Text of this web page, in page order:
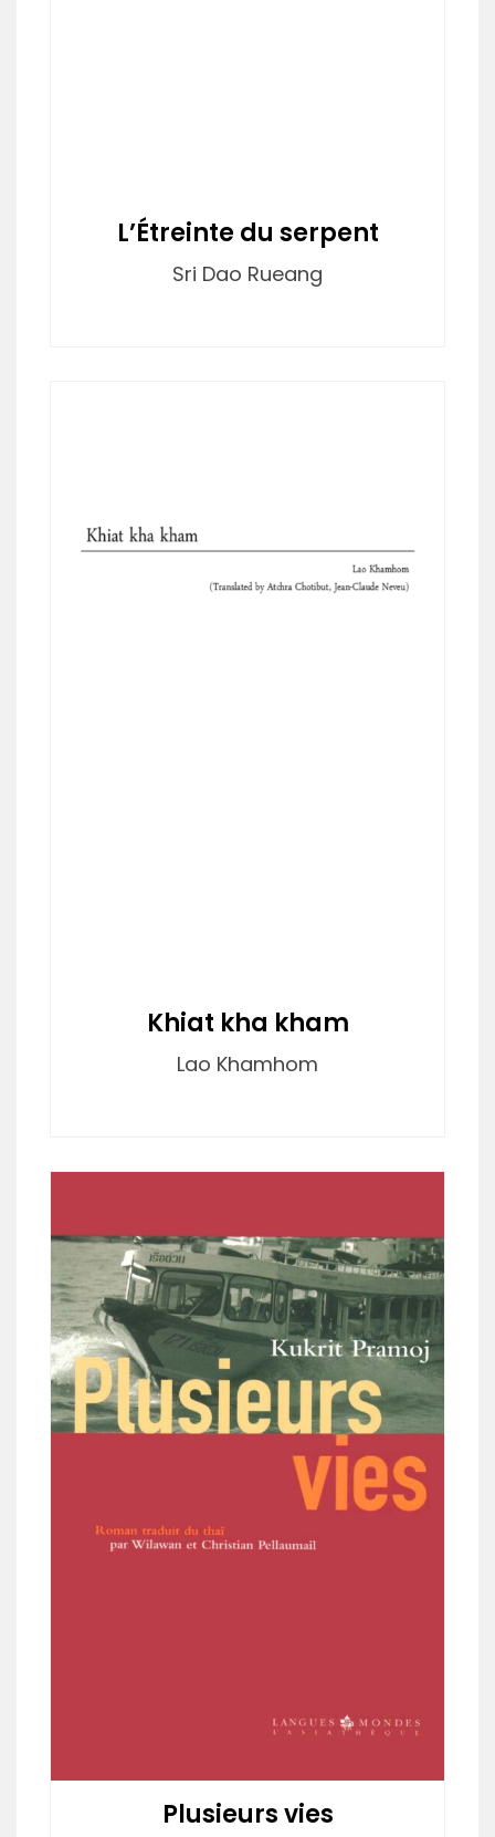
L’Étreinte du serpent
Sri Dao Rueang
Khiat kha kham
Lao Khamhom
Plusieurs vies